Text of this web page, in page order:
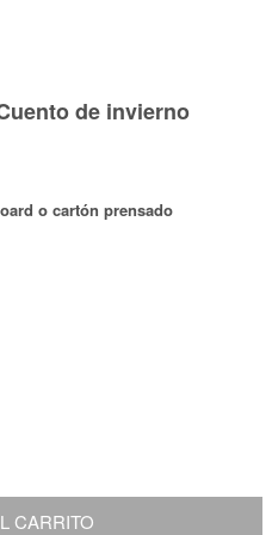
de invierno
o cartón prensado
CARRITO